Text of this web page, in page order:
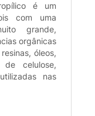
é um
com uma
grande,
orgânicas
óleos,
de celulose,
nas